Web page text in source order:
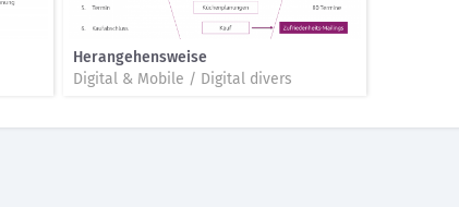
Herangehensweise
Digital & Mobile / Digital divers